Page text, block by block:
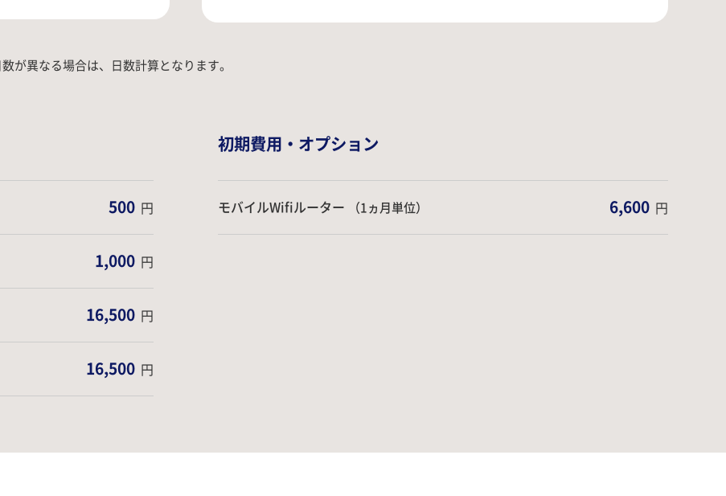
が異なる場合は、日数計算となります。
500 円
1,000 円
16,500 円
16,500 円
初期費用・オプション
モバイルWifiルーター （1ヵ月単位） 6,600 円